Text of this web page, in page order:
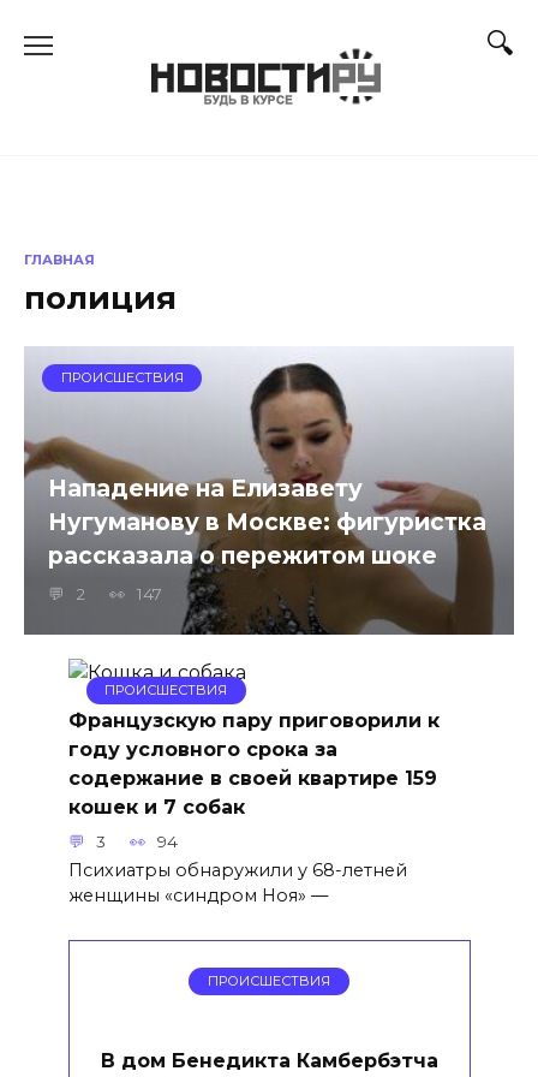
ГЛАВНАЯ
полиция
ПРОИСШЕСТВИЯ
Нападение на Елизавету
Нугуманову в Москве: фигуристка
рассказала о пережитом шоке
2 147
ПРОИСШЕСТВИЯ
Французскую пару приговорили к
году условного срока за
содержание в своей квартире 159
кошек и 7 собак
3 94
Психиатры обнаружили у 68-летней
женщины «синдром Ноя» —
ПРОИСШЕСТВИЯ
В дом Бенедикта Камбербэтча